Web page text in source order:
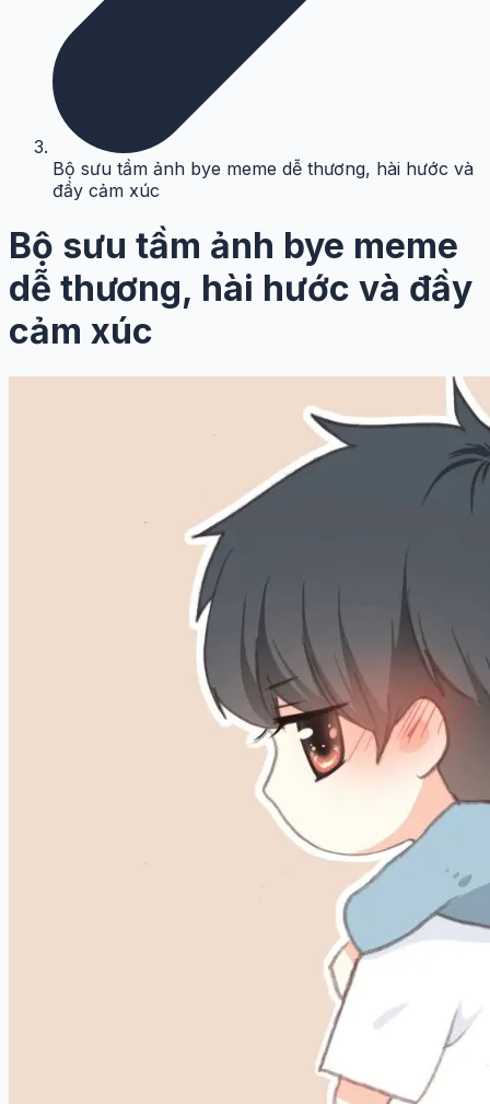
Bộ sưu tầm ảnh bye meme dễ thương, hài hước và
đầy cảm xúc
Bộ sưu tầm ảnh bye meme
dễ thương, hài hước và đầy
cảm xúc